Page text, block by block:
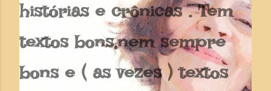
histórias e crônicas . Tem
textos bons,nem sempre
bons e ( as vezes ) textos